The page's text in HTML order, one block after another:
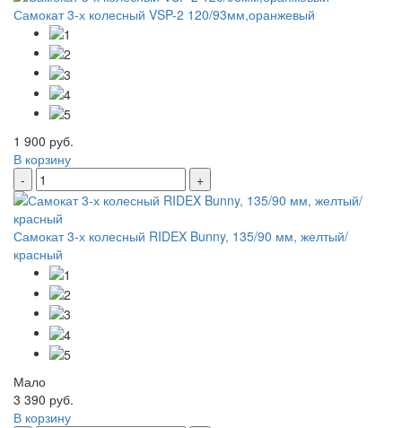
Самокат 3-х колесный VSP-2 120/93мм,оранжевый
1 900 руб.
В корзину
-
+
Самокат 3-х колесный RIDEX Bunny, 135/90 мм, желтый/
красный
Мало
3 390 руб.
В корзину